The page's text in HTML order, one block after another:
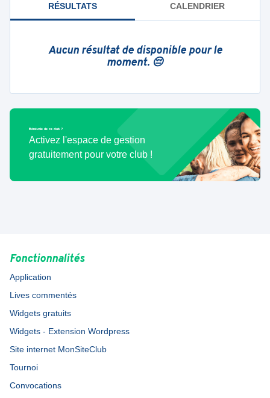
RÉSULTATS CALENDRIER
Aucun résultat de disponible pour le
moment. 😔
Bénévole de ce club ?
Activez l'espace de gestion
gratuitement pour votre club !
Fonctionnalités
Application
Lives commentés
Widgets gratuits
Widgets - Extension Wordpress
Site internet MonSiteClub
Tournoi
Convocations